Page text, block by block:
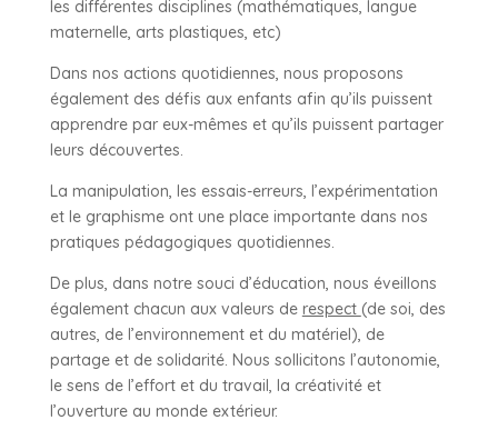
les différentes disciplines (mathématiques, langue
maternelle, arts plastiques, etc)
Dans nos actions quotidiennes, nous proposons
également des défis aux enfants afin qu’ils puissent
apprendre par eux-mêmes et qu’ils puissent partager
leurs découvertes.
La manipulation, les essais-erreurs, l’expérimentation
et le graphisme ont une place importante dans nos
pratiques pédagogiques quotidiennes.
De plus, dans notre souci d’éducation, nous éveillons
également chacun aux valeurs de respect (de soi, des
autres, de l’environnement et du matériel), de
partage et de solidarité. Nous sollicitons l’autonomie,
le sens de l’effort et du travail, la créativité et
l’ouverture au monde extérieur.